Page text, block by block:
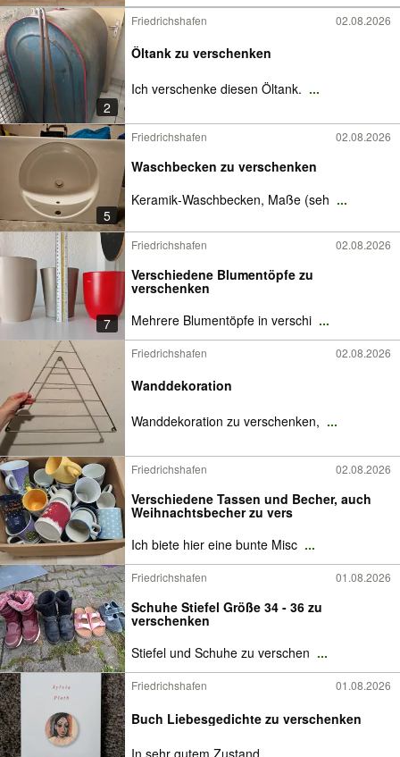
2
Friedrichshafen 02.08.2026
Öltank zu verschenken
Ich verschenke diesen Öltank. ...
5
Friedrichshafen 02.08.2026
Waschbecken zu verschenken
Keramik‑Waschbecken, Maße (seh ...
7
Friedrichshafen 02.08.2026
Verschiedene Blumentöpfe zu
verschenken
Mehrere Blumentöpfe in verschi ...
Friedrichshafen 02.08.2026
Wanddekoration
Wanddekoration zu verschenken, ...
Friedrichshafen 02.08.2026
Verschiedene Tassen und Becher, auch
Weihnachtsbecher zu vers
Ich biete hier eine bunte Misc ...
Friedrichshafen 01.08.2026
Schuhe Stiefel Größe 34 - 36 zu
verschenken
Stiefel und Schuhe zu verschen ...
Friedrichshafen 01.08.2026
Buch Liebesgedichte zu verschenken